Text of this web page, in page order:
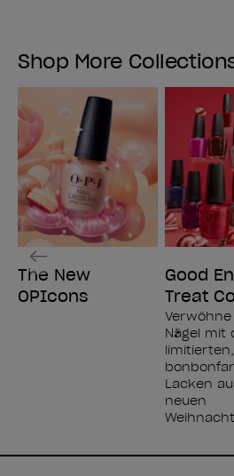
Shop More
The New
OPIcons
Good
Treat
Nägel mit
limitierten,
Lacken
neuen
Previous